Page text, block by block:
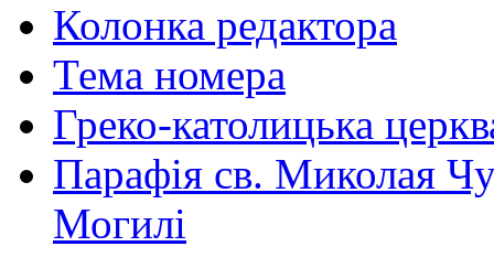
Колонка редактора
Тема номера
Греко-католицька
Парафія св. Миколая
Могилі